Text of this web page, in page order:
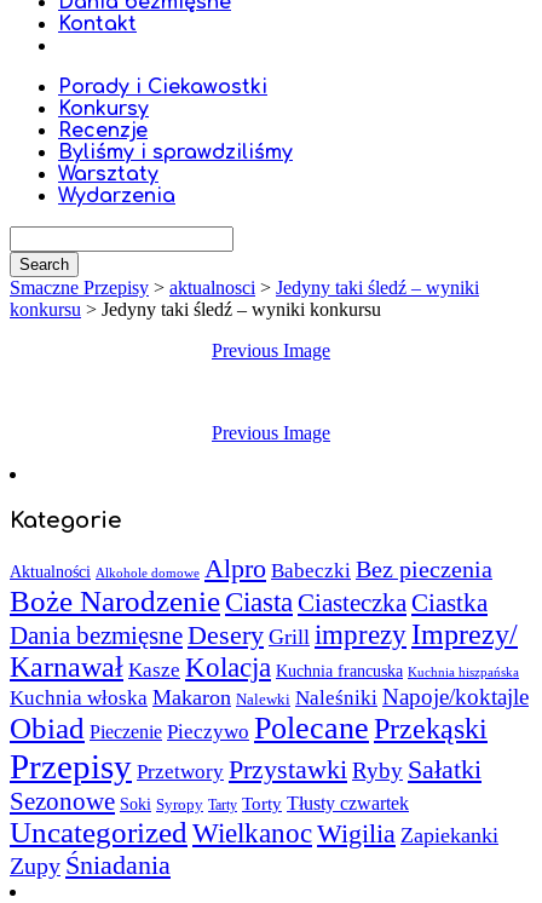
Kontakt
Porady i Ciekawostki
Konkursy
Recenzje
Byliśmy i sprawdziliśmy
Warsztaty
Wydarzenia
Smaczne Przepisy > aktualnosci > Jedyny taki śledź – wyniki
konkursu > Jedyny taki śledź – wyniki konkursu
Previous Image
Previous Image
Kategorie
Aktualności Alkohole domowe Alpro Babeczki Bez pieczenia
Boże NarodzenieCiastaCiasteczkaCiastka
Dania bezmięsneDesery Grill imprezy Imprezy/
Karnawał Kasze Kolacja Kuchnia francuska Kuchnia hiszpańska
Kuchnia włoska Makaron Nalewki Naleśniki Napoje/koktajle
Obiad Pieczenie Pieczywo PolecanePrzekąski
Przepisy Przetwory PrzystawkiRyby Sałatki
Sezonowe Soki Syropy Tarty Torty Tłusty czwartek
UncategorizedWielkanocWigilia Zapiekanki
Zupy Śniadania